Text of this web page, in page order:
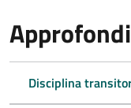
Disciplina